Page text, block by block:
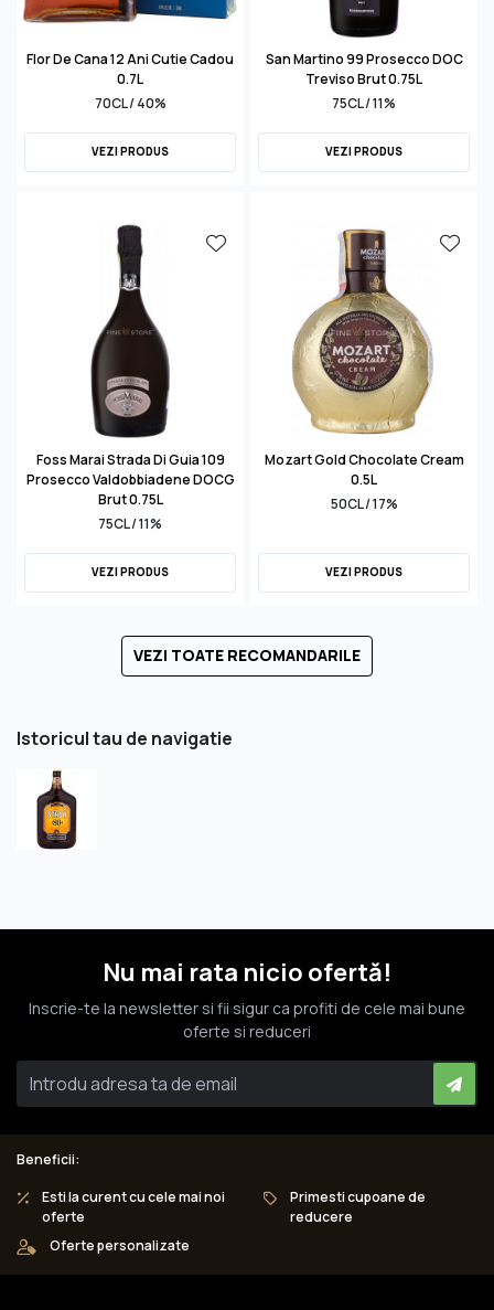
Flor De Cana 12 Ani Cutie Cadou
0.7L
70CL / 40%
VEZI PRODUS
San Martino 99 Prosecco DOC
Treviso Brut 0.75L
75CL / 11%
VEZI PRODUS
Foss Marai Strada Di Guia 109
Prosecco Valdobbiadene DOCG
Brut 0.75L
75CL / 11%
VEZI PRODUS
Mozart Gold Chocolate Cream
0.5L
50CL / 17%
VEZI PRODUS
VEZI TOATE RECOMANDARILE
Istoricul tau de navigatie
Nu mai rata nicio ofertă!
Inscrie-te la newsletter si fii sigur ca profiti de cele mai bune
oferte si reduceri
Beneficii:
Esti la curent cu cele mai noi
oferte
Primesti cupoane de
reducere
Oferte personalizate